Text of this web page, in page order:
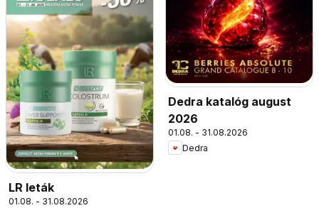
LR leták
01.08. - 31.08.2026
Dedra katalóg august
2026
01.08. - 31.08.2026
Dedra